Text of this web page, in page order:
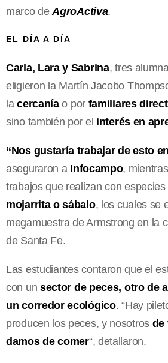
marco deAgroActiva.
EL DÍA A DÍA
Carla, Lara y Sabrina, tres
eligieron la Martín Jacobo
lacercaníao por familiares
sino también por el interés en
“Nos gustaría trabajar de esto
aseguraron a Infocampo,
trabajos que realizan con
mojarrita o sábalo, los cuales se
megamuestra de Armstrong en la
de Santa Fe.
Las estudiantes contaron que el
con un sector de peces, otro de
un corredor ecológico. “Hay
producen los peces, y nosotros de
damos de comer“, detallaron.